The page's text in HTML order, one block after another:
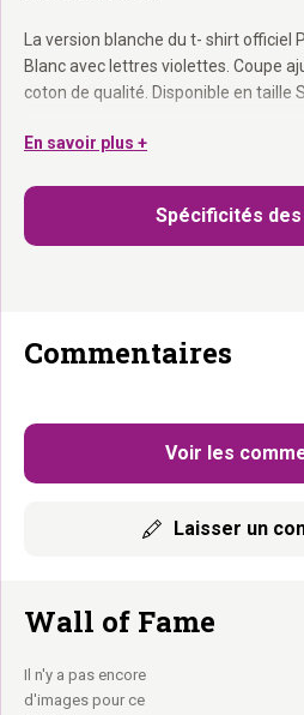
La version blanche du t- shirt officiel
Blanc avec lettres violettes. Coupe
coton de qualité. Disponible en taille S.
Blanc avec lettres violettes :
Col en V féminin :
Pour les vraies Rebels :Parce que
affichée.
En savoir plus +
Spécificités
Commentaires
Voir les
Laisser un
Wall of Fame
Il n'y a pas encore
d'images pour ce